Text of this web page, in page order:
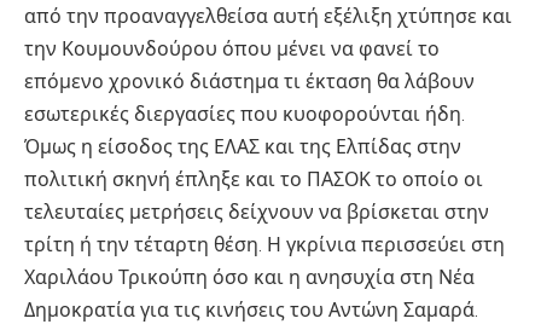
από την προαναγγελθείσα αυτή εξέλιξη χτύπησε και
την Κουμουνδούρου όπου μένει να φανεί το
επόμενο χρονικό διάστημα τι έκταση θα λάβουν
εσωτερικές διεργασίες που κυοφορούνται ήδη.
Όμως η είσοδος της ΕΛΑΣ και της Ελπίδας στην
πολιτική σκηνή έπληξε και το ΠΑΣΟΚ το οποίο οι
τελευταίες μετρήσεις δείχνουν να βρίσκεται στην
τρίτη ή την τέταρτη θέση. Η γκρίνια περισσεύει στη
Χαριλάου Τρικούπη όσο και η ανησυχία στη Νέα
Δημοκρατία για τις κινήσεις του Αντώνη Σαμαρά.